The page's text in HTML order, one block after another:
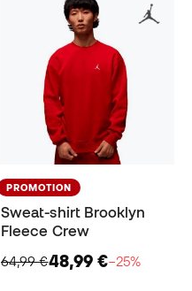
PROMOTION
Sweat-shirt Brooklyn
Fleece Crew
64,99 €48,99 €−25%